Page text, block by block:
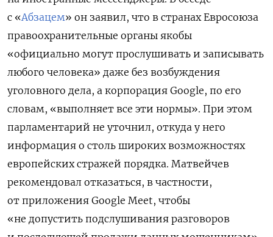
с «Абзацем» он заявил, что в странах Евросоюза
правоохранительные органы якобы
«официально могут прослушивать и записывать
любого человека» даже без возбуждения
уголовного дела, а корпорация Google, по его
словам, «выполняет все эти нормы». При этом
парламентарий не уточнил, откуда у него
информация о столь широких возможностях
европейских стражей порядка. Матвейчев
рекомендовал отказаться, в частности,
от приложения Google Meet, чтобы
«не допустить подслушивания разговоров